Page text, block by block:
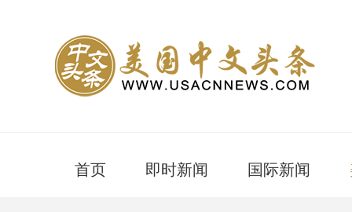
首页 即时新闻 国际新闻